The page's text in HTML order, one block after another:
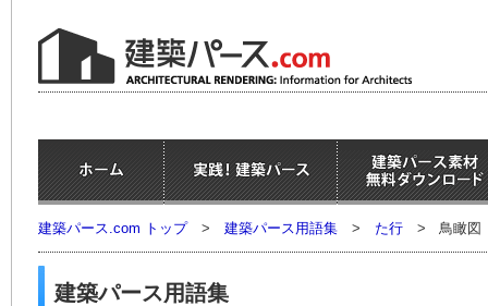
建築パース.com トップ > 建築パース用語集 > た行 > 鳥瞰図
建築パース用語集